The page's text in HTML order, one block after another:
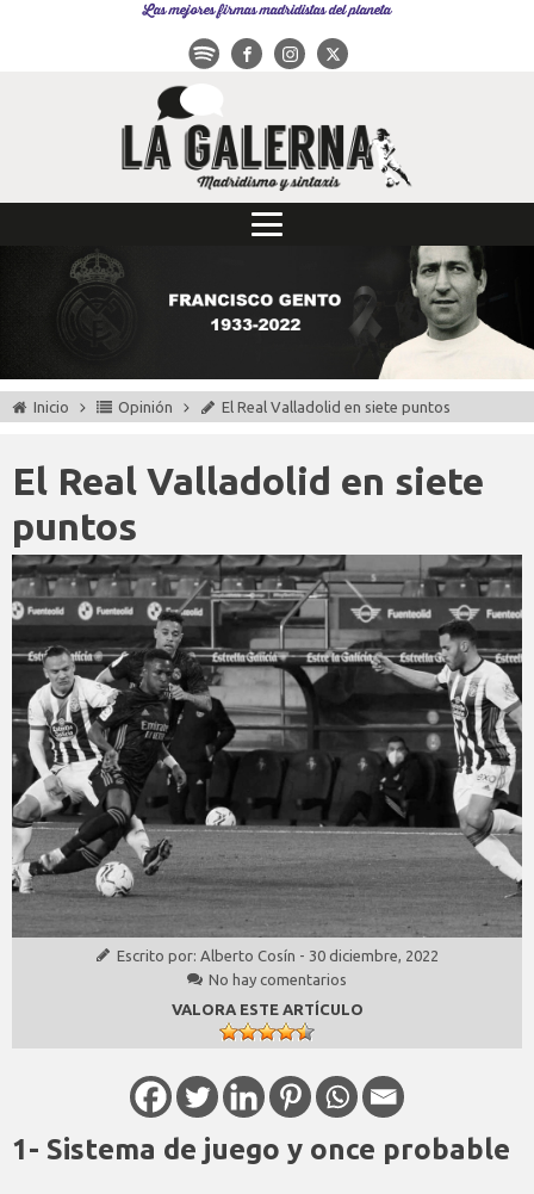
Las mejores firmas madridistas del planeta
Inicio Opinión El Real Valladolid en siete puntos
El Real Valladolid en siete
puntos
Escrito por: Alberto Cosín - 30 diciembre, 2022
No hay comentarios
VALORA ESTE ARTÍCULO
1- Sistema de juego y once probable